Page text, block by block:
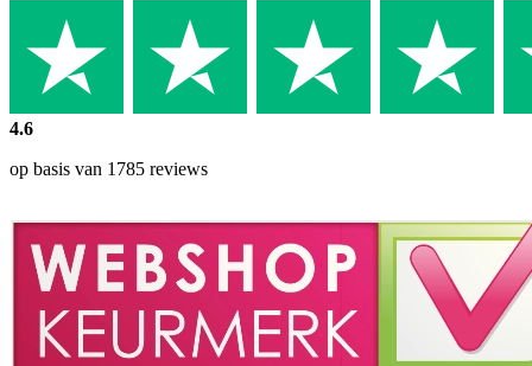
4.6
op basis van 1785 reviews